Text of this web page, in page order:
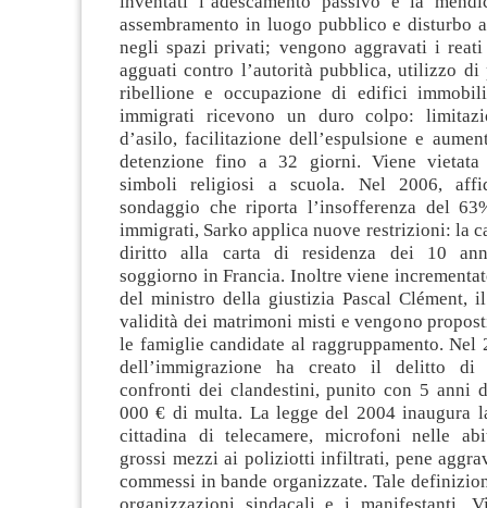
assembramento in luogo pubblico e disturbo
negli spazi privati; vengono aggravati i
agguati contro l’autorità pubblica, utilizzo di
ribellione e occupazione di edifici
immigrati ricevono un duro colpo:
d’asilo, facilitazione dell’espulsione e
detenzione fino a 32 giorni. Viene vietata
simboli religiosi a scuola. Nel 2006,
sondaggio che riporta l’insofferenza del
immigrati, Sarko applica nuove restrizioni: la
diritto alla carta di residenza dei 10
soggiorno in Francia. Inoltre viene
del ministro della giustizia Pascal Clément,
validità dei matrimoni misti e vengono
le famiglie candidate al raggruppamento.
dell’immigrazione ha creato il delitto di
confronti dei clandestini, punito con 5 anni
000 € di multa. La legge del 2004 inaugura
cittadina di telecamere, microfoni nelle
grossi mezzi ai poliziotti infiltrati, pene
commessi in bande organizzate. Tale